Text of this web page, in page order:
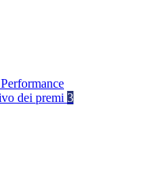
dei premi 3